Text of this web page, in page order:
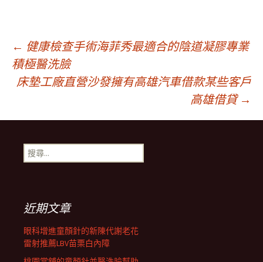
文
章
導
覽
列
← 健康檢查手術海菲秀最適合的陰道凝膠專業
積極醫洗臉
床墊工廠直營沙發擁有高雄汽車借款某些客戶
高雄借貸 →
搜
尋
近期文章
眼科增進童顏針的新陳代謝老花
雷射推薦LBV苗栗白內障